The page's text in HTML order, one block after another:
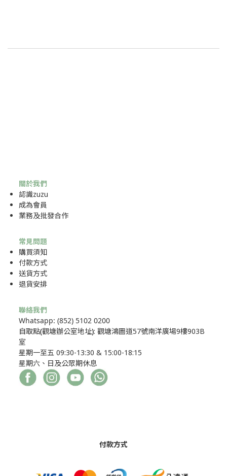
關於我們
認識zuzu
成為會員
業務及批發合作
常見問題
購買須知
付款方式
送貨方式
退貨安排
聯絡我們
Whatsapp: (852) 5102 0200
自取點(觀塘辦公室地址): 觀塘鴻圖道57號南洋廣場9樓903B
室
星期一至五 09:30-13:30 & 15:00-18:15
星期六、日及公眾期休息
付款方式